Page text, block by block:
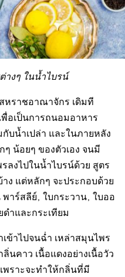
างๆ ในน้ำไบรน์
ราชอาณาจักร เดิมที
อเป็นการถนอมอาหาร
บน้ำเปล่า และในภายหลัง
น้อยๆ ของตัวเอง จนมี
ลงไปในน้ำไบรน์ด้วย สูตร
ง แต่หลักๆ จะประกอบด้วย
พาร์สลีย์, ใบกระวาน, ใบออ
ำและกระเทียม
าไปจนฉ่ำ เหล่าสมุนไพร
นคาว เนื้อแดงอย่างเนื้อวัว
พราะจะทำให้กลิ่นที่มี